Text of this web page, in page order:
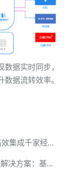
据实时同步，
据流转效率。
经销商数据太难管？品牌商必看：4个月高效集成千家经销商的落地指南
金蝶云星空-万里牛ERP-钉钉异构系统集成解决方案：基于轻易云数据集成平台